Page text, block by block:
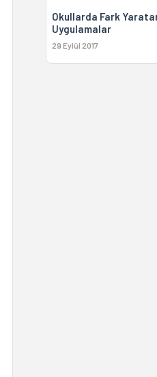
Okullarda Fark
Uygulamalar
29 Eylül 2017